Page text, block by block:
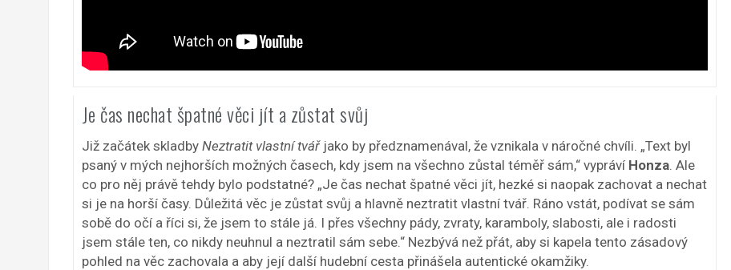
Je čas nechat špatné věci jít a zůstat svůj
Již začátek skladby Neztratit vlastní tvářjako by předznamenával, že vznikala v náročné chvíli. „Text byl
psaný v mých nejhorších možných časech, kdy jsem na všechno zůstal téměř sám,“ vypráví Honza. Ale
co pro něj právě tehdy bylo podstatné? „Je čas nechat špatné věci jít, hezké si naopak zachovat a nechat
si je na horší časy. Důležitá věc je zůstat svůj a hlavně neztratit vlastní tvář. Ráno vstát, podívat se sám
sobě do očí a říci si, že jsem to stále já. I přes všechny pády, zvraty, karamboly, slabosti, ale i radosti
jsem stále ten, co nikdy neuhnul a neztratil sám sebe.“ Nezbývá než přát, aby si kapela tento zásadový
pohled na věc zachovala a aby její další hudební cesta přinášela autentické okamžiky.